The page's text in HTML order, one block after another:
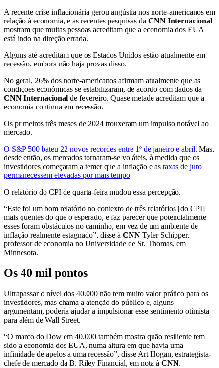
A recente crise inflacionária gerou angústia nos norte-americanos em
relação à economia, e as recentes pesquisas da CNN Internacional
mostram que muitas pessoas acreditam que a economia dos EUA
está indo na direção errada.
Alguns até acreditam que os Estados Unidos estão atualmente em
recessão, embora não haja provas disso.
No geral, 26% dos norte-americanos afirmam atualmente que as
condições econômicas se estabilizaram, de acordo com dados da
CNN Internacional de fevereiro. Quase metade acreditam que a
economia continua em recessão.
Os primeiros três meses de 2024 trouxeram um impulso notável ao
mercado.
O S&P 500 bateu 22 novos recordes entre 1º de janeiro e abril. Mas,
desde então, os mercados tornaram-se voláteis, à medida que os
investidores começaram a temer que a inflação e as taxas de juro
permanecessem elevadas por mais tempo.
O relatório do CPI de quarta-feira mudou essa percepção.
“Este foi um bom relatório no contexto de três relatórios [do CPI]
mais quentes do que o esperado, e faz parecer que potencialmente
esses foram obstáculos no caminho, em vez de um ambiente de
inflação realmente estagnado”, disse à CNN Tyler Schipper,
professor de economia no Universidade de St. Thomas, em
Minnesota.
Os 40 mil pontos
Ultrapassar o nível dos 40.000 não tem muito valor prático para os
investidores, mas chama a atenção do público e, alguns
argumentam, poderia ajudar a impulsionar esse sentimento otimista
para além de Wall Street.
“O marco do Dow em 40.000 também mostra quão resiliente tem
sido a economia dos EUA, numa altura em que havia uma
infinidade de apelos a uma recessão”, disse Art Hogan, estrategista-
chefe de mercado da B. Riley Financial, em nota à CNN.